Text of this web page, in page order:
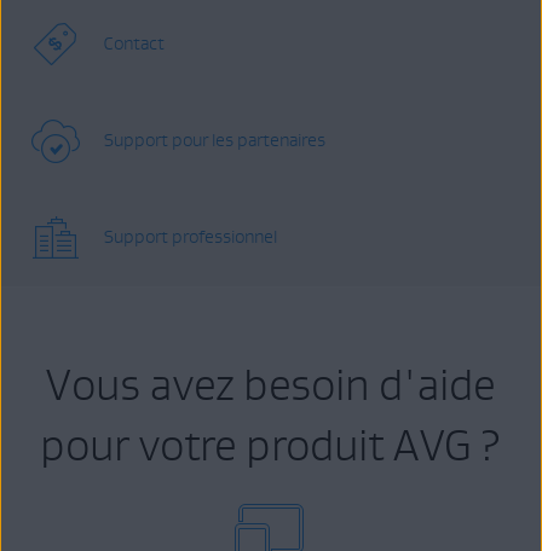
Contact
Support pour les partenaires
Support professionnel
Vous avez besoin d'aide
pour votre produit AVG ?